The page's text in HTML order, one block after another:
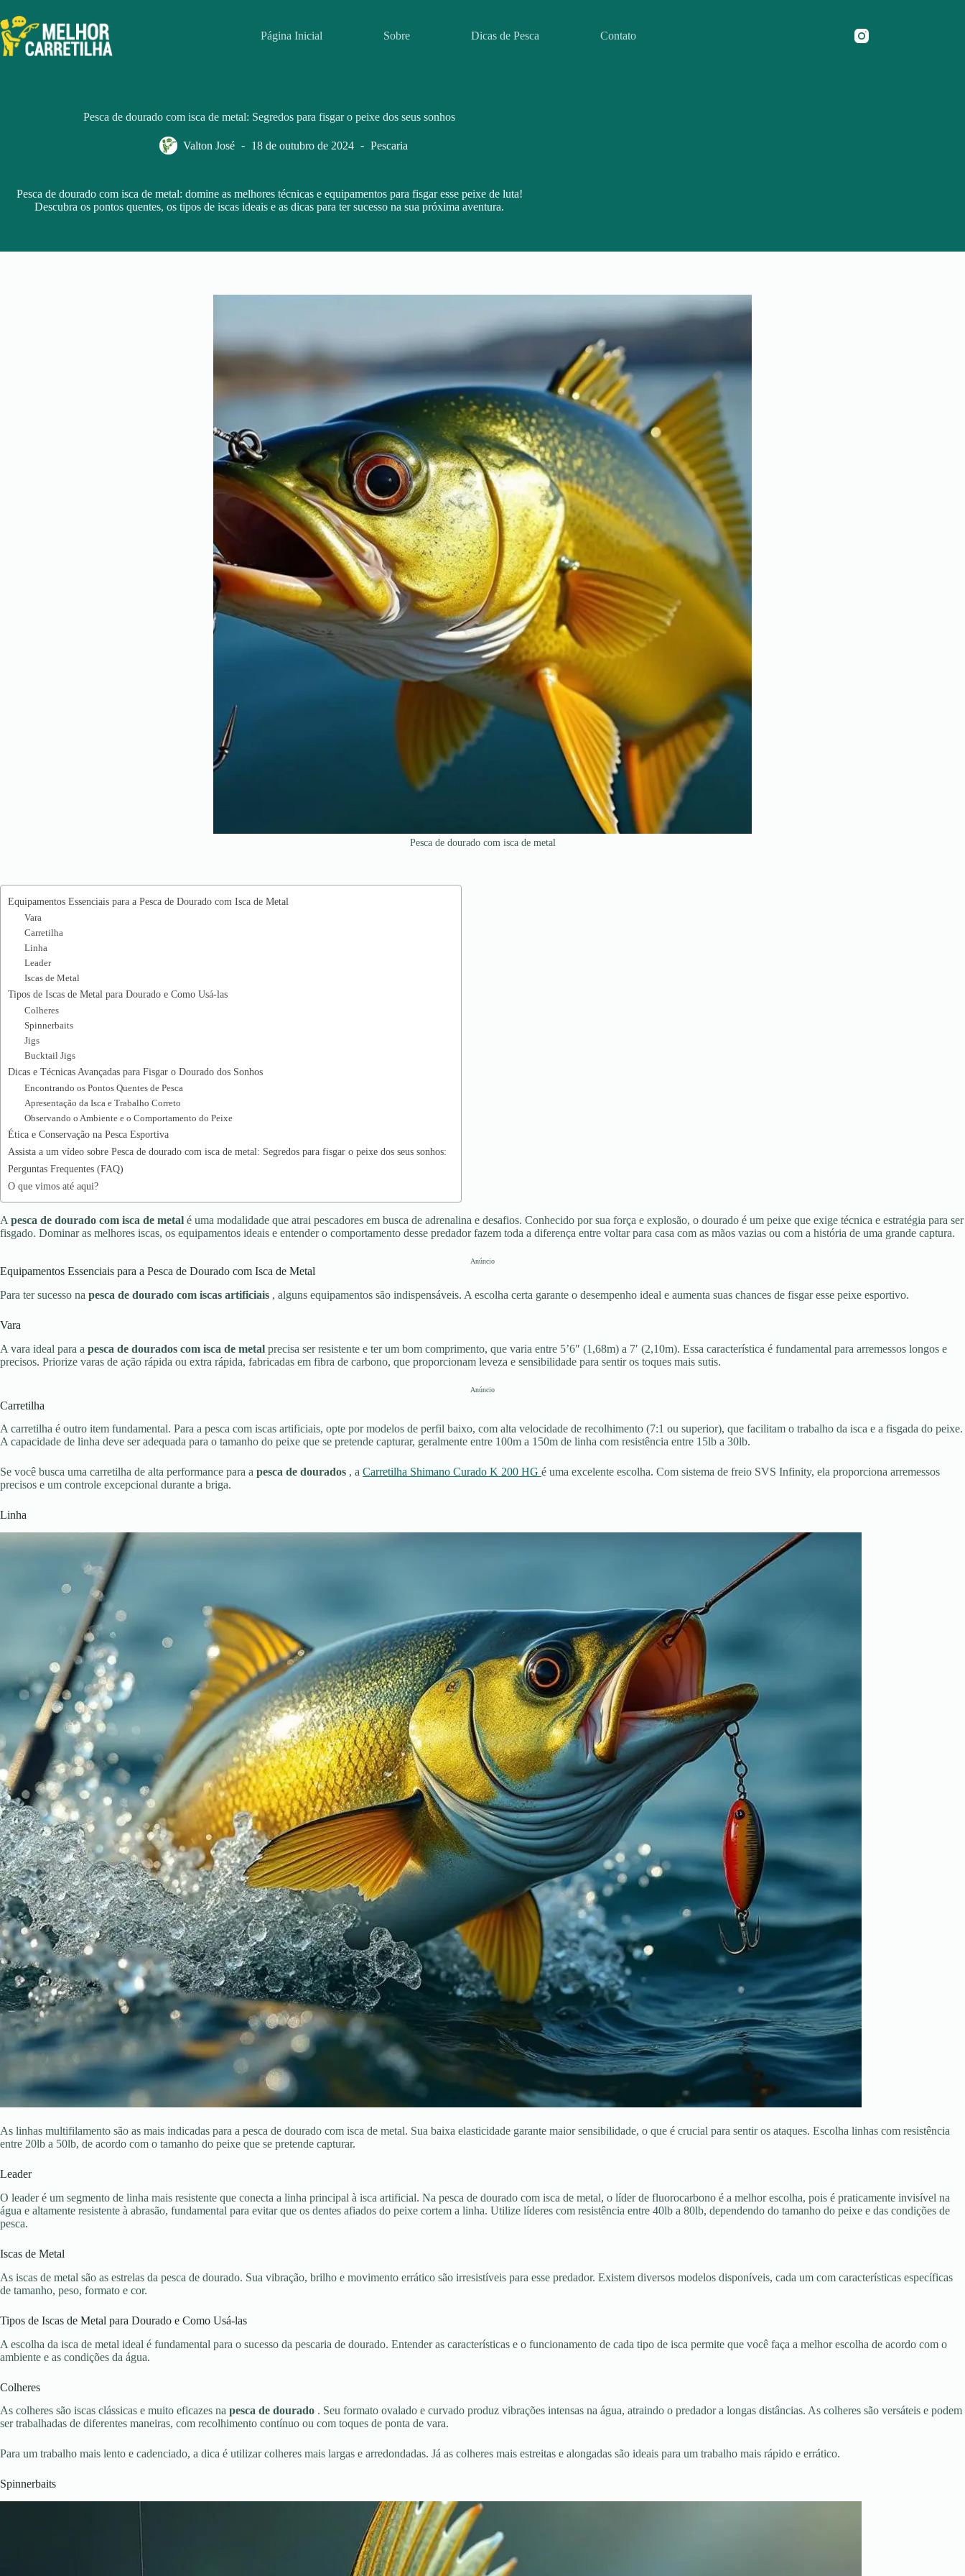
para
o
conteúdo
Página Inicial Sobre Dicas de Pesca Contato
Pesca de dourado com isca de metal: Segredos para fisgar o peixe dos seus sonhos
Valton José 18 de outubro de 2024 Pescaria
Pesca de dourado com isca de metal: domine as melhores técnicas e equipamentos para fisgar esse peixe de luta!
Descubra os pontos quentes, os tipos de iscas ideais e as dicas para ter sucesso na sua próxima aventura.
Pesca de dourado com isca de metal
Equipamentos Essenciais para a Pesca de Dourado com Isca de Metal
Vara
Carretilha
Linha
Leader
Iscas de Metal
Tipos de Iscas de Metal para Dourado e Como Usá-las
Colheres
Spinnerbaits
Jigs
Bucktail Jigs
Dicas e Técnicas Avançadas para Fisgar o Dourado dos Sonhos
Encontrando os Pontos Quentes de Pesca
Apresentação da Isca e Trabalho Correto
Observando o Ambiente e o Comportamento do Peixe
Ética e Conservação na Pesca Esportiva
Assista a um vídeo sobre Pesca de dourado com isca de metal: Segredos para fisgar o peixe dos seus sonhos:
Perguntas Frequentes (FAQ)
O que vimos até aqui?
A pesca de dourado com isca de metal é uma modalidade que atrai pescadores em busca de adrenalina e desafios. Conhecido por sua força e explosão, o dourado é um peixe que exige técnica e estratégia para ser
fisgado. Dominar as melhores iscas, os equipamentos ideais e entender o comportamento desse predador fazem toda a diferença entre voltar para casa com as mãos vazias ou com a história de uma grande captura.
Anúncio
Equipamentos Essenciais para a Pesca de Dourado com Isca de Metal
Para ter sucesso na pesca de dourado com iscas artificiais , alguns equipamentos são indispensáveis. A escolha certa garante o desempenho ideal e aumenta suas chances de fisgar esse peixe esportivo.
Vara
A vara ideal para a pesca de dourados com isca de metal precisa ser resistente e ter um bom comprimento, que varia entre 5’6″ (1,68m) a 7′ (2,10m). Essa característica é fundamental para arremessos longos e
precisos. Priorize varas de ação rápida ou extra rápida, fabricadas em fibra de carbono, que proporcionam leveza e sensibilidade para sentir os toques mais sutis.
Anúncio
Carretilha
A carretilha é outro item fundamental. Para a pesca com iscas artificiais, opte por modelos de perfil baixo, com alta velocidade de recolhimento (7:1 ou superior), que facilitam o trabalho da isca e a fisgada do peixe.
A capacidade de linha deve ser adequada para o tamanho do peixe que se pretende capturar, geralmente entre 100m a 150m de linha com resistência entre 15lb a 30lb.
Se você busca uma carretilha de alta performance para a pesca de dourados , a Carretilha Shimano Curado K 200 HG é uma excelente escolha. Com sistema de freio SVS Infinity, ela proporciona arremessos
precisos e um controle excepcional durante a briga.
Linha
As linhas multifilamento são as mais indicadas para a pesca de dourado com isca de metal. Sua baixa elasticidade garante maior sensibilidade, o que é crucial para sentir os ataques. Escolha linhas com resistência
entre 20lb a 50lb, de acordo com o tamanho do peixe que se pretende capturar.
Leader
O leader é um segmento de linha mais resistente que conecta a linha principal à isca artificial. Na pesca de dourado com isca de metal, o líder de fluorocarbono é a melhor escolha, pois é praticamente invisível na
água e altamente resistente à abrasão, fundamental para evitar que os dentes afiados do peixe cortem a linha. Utilize líderes com resistência entre 40lb a 80lb, dependendo do tamanho do peixe e das condições de
pesca.
Iscas de Metal
As iscas de metal são as estrelas da pesca de dourado. Sua vibração, brilho e movimento errático são irresistíveis para esse predador. Existem diversos modelos disponíveis, cada um com características específicas
de tamanho, peso, formato e cor.
Tipos de Iscas de Metal para Dourado e Como Usá-las
A escolha da isca de metal ideal é fundamental para o sucesso da pescaria de dourado. Entender as características e o funcionamento de cada tipo de isca permite que você faça a melhor escolha de acordo com o
ambiente e as condições da água.
Colheres
As colheres são iscas clássicas e muito eficazes na pesca de dourado . Seu formato ovalado e curvado produz vibrações intensas na água, atraindo o predador a longas distâncias. As colheres são versáteis e podem
ser trabalhadas de diferentes maneiras, com recolhimento contínuo ou com toques de ponta de vara.
Para um trabalho mais lento e cadenciado, a dica é utilizar colheres mais largas e arredondadas. Já as colheres mais estreitas e alongadas são ideais para um trabalho mais rápido e errático.
Spinnerbaits